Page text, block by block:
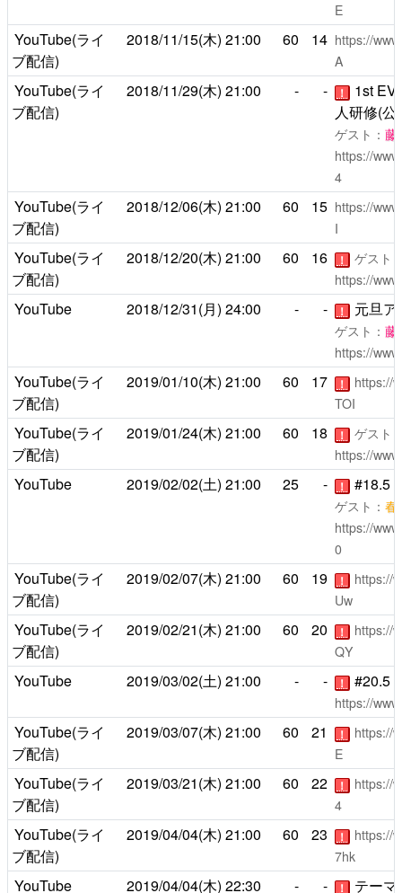
E
YouTube(ライ
ブ配信)
2018/11/15(木) 21:00 60 14 https://
A
YouTube(ライ
ブ配信)
2018/11/29(木) 21:00 - - ！
1st
人研修(公
ゲスト： 藤
https://
4
YouTube(ライ
ブ配信)
2018/12/06(木) 21:00 60 15 https://
I
YouTube(ライ
ブ配信)
2018/12/20(木) 21:00 60 16 ！
ゲスト
https://
YouTube 2018/12/31(月) 24:00 - - ！ 元旦
ゲスト： 藤
https://
YouTube(ライ
ブ配信)
2019/01/10(木) 21:00 60 17 ！
https://
TOI
YouTube(ライ
ブ配信)
2019/01/24(木) 21:00 60 18 ！
ゲスト
https://
YouTube 2019/02/02(土) 21:00 25 - ！ #18.5
ゲスト： 春
https://
0
YouTube(ライ
ブ配信)
2019/02/07(木) 21:00 60 19 ！
https://
Uw
YouTube(ライ
ブ配信)
2019/02/21(木) 21:00 60 20 ！
https://
QY
YouTube 2019/03/02(土) 21:00 - - ！ #20.5
https://
YouTube(ライ
ブ配信)
2019/03/07(木) 21:00 60 21 ！
https://
E
YouTube(ライ
ブ配信)
2019/03/21(木) 21:00 60 22 ！
https://
4
YouTube(ライ
ブ配信)
2019/04/04(木) 21:00 60 23 ！
https://
7hk
YouTube 2019/04/04(木) 22:30 - - ！ テー